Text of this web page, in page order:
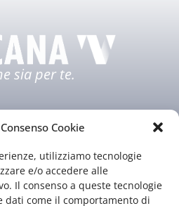
Cookie
utilizziamo tecnologie
e/o accedere alle
Il consenso a queste tecnologie
come il comportamento di
sia per te.